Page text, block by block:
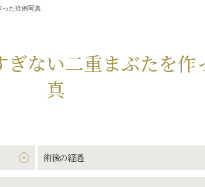
った症例写真
ぎない二重まぶたを作
真
術後の経過